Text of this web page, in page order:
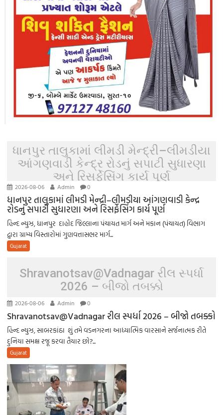
ધાનપુર તાલુકામાં લીમડી મેન્દ્રી–લીમડીયા
આંગણવાડી કેન્દ્ર રોડનું સપાટી સુધારણા
અને રિસર્ફેસિંગ કાર્ય પૂર્ણ
2026-08-06 Admin 0
ધાનપુર તાલુકામાં લીમડી મેન્દ્રી–લીમડીયા આંગણવાડી કેન્દ્ર
રોડનું સપાટી સુધારણા અને રિસર્ફેસિંગ કાર્ય પૂર્ણ
હિન્દ ન્યુઝ, ધાનપુર દાહોદ જિલ્લાના પંચાયત માર્ગ અને મકાન (પંચાયત) વિભાગ
દ્વારા ગ્રામ્ય વિસ્તારોમાં ગુણવત્તાસભર માર્ગ...
Gujarat
Shravanotsav@Vadnagar રીલ સ્પર્ધા
2026 – બીજો તબક્કો
2026-08-06 Admin 0
Shravanotsav@Vadnagar રીલ સ્પર્ધા 2026 – બીજો તબક્કો
હિન્દ ન્યુઝ, સાબરકાંઠા શું તમે વડનગરના આધ્યાત્મિક વારસાને સર્જનાત્મક રીતે
દુનિયા સમક્ષ રજૂ કરવા તૈયાર છો?...
Gujarat